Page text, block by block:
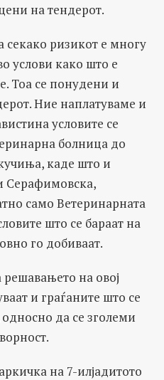
на тендерот.
секако ризикот е многу
услови како што е
Тоа се понудени и
Ние наплатуваме и
условите се
болница до
каде што и
Серафимовска,
само Ветеринарната
што се бараат на
го добиваат.
решавањето на овој
и граѓаните што се
да се зголеми
на 7-илјадитото